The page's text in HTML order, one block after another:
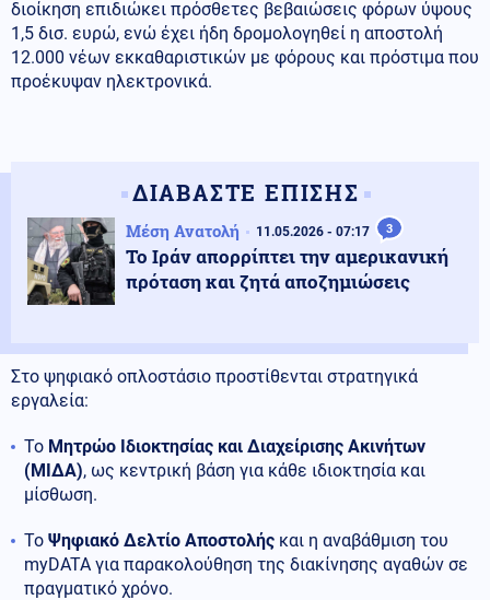
διοίκηση επιδιώκει πρόσθετες βεβαιώσεις φόρων ύψους
1,5 δισ. ευρώ, ενώ έχει ήδη δρομολογηθεί η αποστολή
12.000 νέων εκκαθαριστικών με φόρους και πρόστιμα που
προέκυψαν ηλεκτρονικά.
ΔΙΑΒΑΣΤΕ ΕΠΙΣΗΣ
Μέση Ανατολή 11.05.2026 - 07:17 3
Το Ιράν απορρίπτει την αμερικανική
πρόταση και ζητά αποζημιώσεις
Στο ψηφιακό οπλοστάσιο προστίθενται στρατηγικά
εργαλεία:
Το Μητρώο Ιδιοκτησίας και Διαχείρισης Ακινήτων
(ΜΙΔΑ), ως κεντρική βάση για κάθε ιδιοκτησία και
μίσθωση.
Το Ψηφιακό Δελτίο Αποστολής και η αναβάθμιση του
myDATA για παρακολούθηση της διακίνησης αγαθών σε
πραγματικό χρόνο.